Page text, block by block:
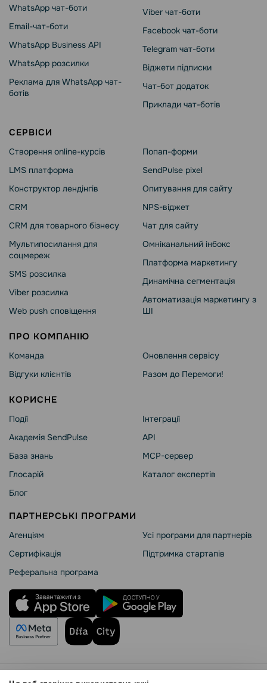
WhatsApp чат-боти
Email-чат-боти
WhatsApp Business API
WhatsApp розсилки
Реклама для WhatsApp чат-
ботів
Viber чат-боти
Facebook чат-боти
Telegram чат-боти
Віджети підписки
Чат-бот додаток
Приклади чат-ботів
СЕРВІСИ
Створення online-курсів
LMS платформа
Конструктор лендінгів
CRM
CRM для товарного бізнесу
Мультипосилання для
соцмереж
SMS розсилка
Viber розсилка
Web push сповіщення
Попап-форми
SendPulse pixel
Опитування для сайту
NPS-віджет
Чат для сайту
Омніканальний інбокс
Платформа маркетингу
Динамічна сегментація
Автоматизація маркетингу з
ШІ
ПРО КОМПАНІЮ
Команда
Відгуки клієнтів
Оновлення сервісу
Разом до Перемоги!
КОРИСНЕ
Події
Академія SendPulse
База знань
Глосарій
Блог
Інтеграції
API
MCP-сервер
Каталог експертів
ПАРТНЕРСЬКІ ПРОГРАМИ
Агенціям
Сертифікація
Реферальна програма
Усі програми для партнерів
Підтримка стартапів